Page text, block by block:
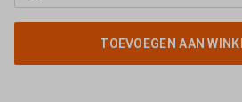
TOEVOEGEN AAN